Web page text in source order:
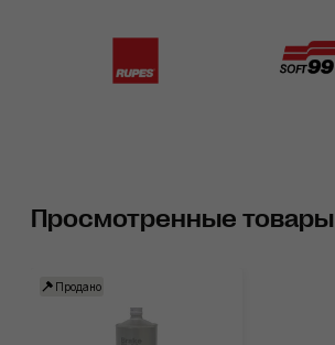
Просмотренные товары
Продано